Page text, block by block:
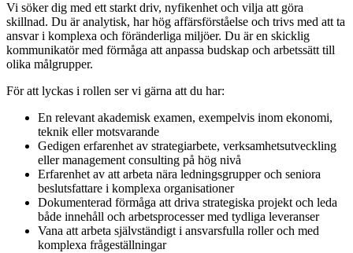
Vi söker dig med ett starkt driv, nyfikenhet och vilja att göra
skillnad. Du är analytisk, har hög affärsförståelse och trivs med att ta
ansvar i komplexa och föränderliga miljöer. Du är en skicklig
kommunikatör med förmåga att anpassa budskap och arbetssätt till
olika målgrupper.
För att lyckas i rollen ser vi gärna att du har:
En relevant akademisk examen, exempelvis inom ekonomi,
teknik eller motsvarande
Gedigen erfarenhet av strategiarbete, verksamhetsutveckling
eller management consulting på hög nivå
Erfarenhet av att arbeta nära ledningsgrupper och seniora
beslutsfattare i komplexa organisationer
Dokumenterad förmåga att driva strategiska projekt och leda
både innehåll och arbetsprocesser med tydliga leveranser
Vana att arbeta självständigt i ansvarsfulla roller och med
komplexa frågeställningar